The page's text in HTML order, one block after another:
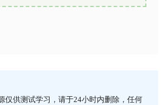
仅供测试学习，请于24小时内删除，任何